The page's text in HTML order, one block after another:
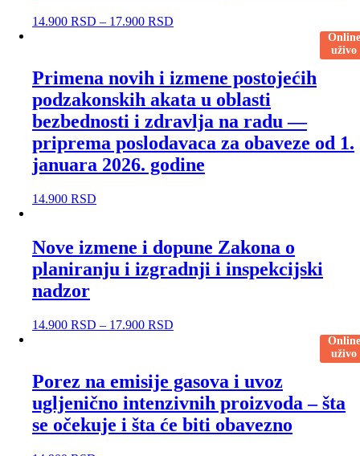
14.900 RSD – 17.900 RSD
Online
uživo
Primena novih i izmene postojećih
podzakonskih akata u oblasti
bezbednosti i zdravlja na radu —
priprema poslodavaca za obaveze od 1.
januara 2026. godine
14.900 RSD
Nove izmene i dopune Zakona o
planiranju i izgradnji i inspekcijski
nadzor
14.900 RSD – 17.900 RSD
Online
uživo
Porez na emisije gasova i uvoz
ugljenično intenzivnih proizvoda – šta
se očekuje i šta će biti obavezno